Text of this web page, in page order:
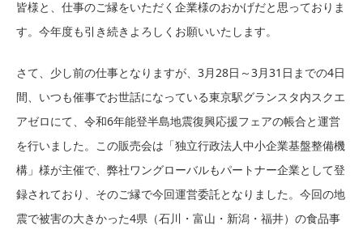
皆様と、仕事のご縁をいただく企業様のおかげだと思っておりま
す。今年度も引き続きよろしくお願いいたします。
さて、少し前の仕事となりますが、3月28日～3月31日までの4日
間、いつも催事でお世話になっている東京駅グランスタ内スクエ
アゼロにて、令和6年能登半島地震復興応援フェアの帳合と運営
を行いました。この販売会は「独立行政法人中小企業基盤整備機
構」様が主催で、弊社ワングローバルもパートナー企業として登
録されており、そのご縁で今回運営委託となりました。今回の地
震で被害の大きかった4県（石川・富山・新潟・福井）の食品事